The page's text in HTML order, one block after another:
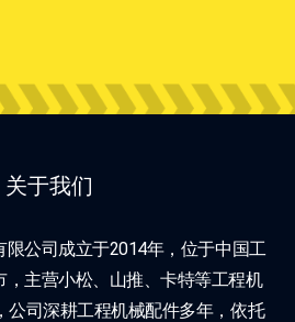
关于我们
公司成立于2014年，位于中国工
主营小松、山推、卡特等工程机
公司深耕工程机械配件多年，依托